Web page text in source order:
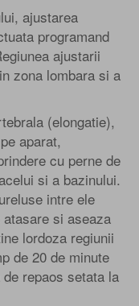
ajustarea
programand
ajustarii
zona lombara si a
(elongatie),
aparat,
cu perne de
si a bazinului.
intre ele
si aseaza
lordoza regiunii
de 20 de minute
repaos setata la